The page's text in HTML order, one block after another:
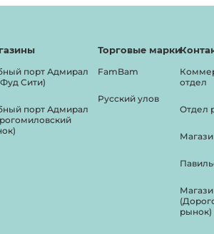
порт Адмирал
Сити)
порт Адмирал
Торговые марки
FamBam
Русский улов
отдел
Отдел
рынок)